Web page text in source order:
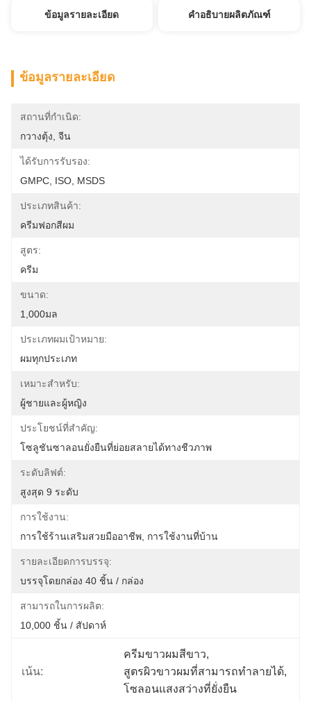
ข้อมูลรายละเอียด คำอธิบายผลิตภัณฑ์
ข้อมูลรายละเอียด
สถานที่กำเนิด:
กวางตุ้ง, จีน
ได้รับการรับรอง:
GMPC, ISO, MSDS
ประเภทสินค้า:
ครีมฟอกสีผม
สูตร:
ครีม
ขนาด:
1,000มล
ประเภทผมเป้าหมาย:
ผมทุกประเภท
เหมาะสำหรับ:
ผู้ชายและผู้หญิง
ประโยชน์ที่สำคัญ:
โซลูชันซาลอนยั่งยืนที่ย่อยสลายได้ทางชีวภาพ
ระดับลิฟต์:
สูงสุด 9 ระดับ
การใช้งาน:
การใช้ร้านเสริมสวยมืออาชีพ, การใช้งานที่บ้าน
รายละเอียดการบรรจุ:
บรรจุโดยกล่อง 40 ชิ้น / กล่อง
สามารถในการผลิต:
10,000 ชิ้น / สัปดาห์
เน้น:
ครีมขาวผมสีขาว,
สูตรผิวขาวผมที่สามารถทําลายได้
โซลอนแสงสว่างที่ยั่งยืน